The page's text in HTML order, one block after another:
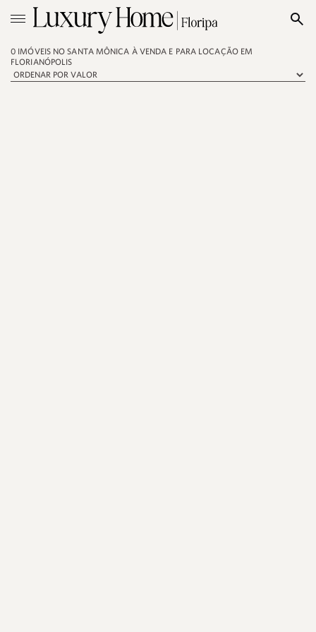
0 IMÓVEIS NO SANTA MÔNICA À VENDA E PARA LOCAÇÃO EM
FLORIANÓPOLIS